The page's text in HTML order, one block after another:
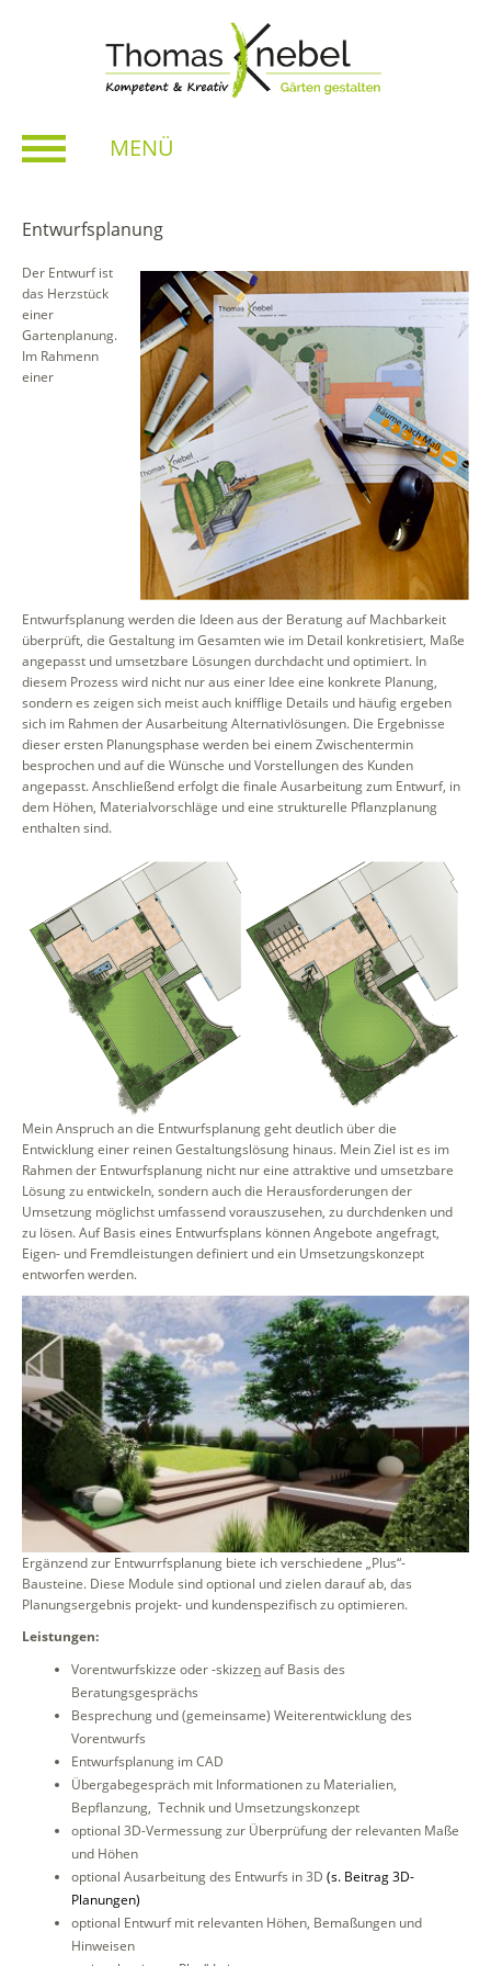
MENÜ
Entwurfsplanung
Der Entwurf ist
das Herzstück
einer
Gartenplanung.
Im Rahmenn
einer
Entwurfsplanung werden die Ideen aus der Beratung auf Machbarkeit
überprüft, die Gestaltung im Gesamten wie im Detail konkretisiert, Maße
angepasst und umsetzbare Lösungen durchdacht und optimiert. In
diesem Prozess wird nicht nur aus einer Idee eine konkrete Planung,
sondern es zeigen sich meist auch knifflige Details und häufig ergeben
sich im Rahmen der Ausarbeitung Alternativlösungen. Die Ergebnisse
dieser ersten Planungsphase werden bei einem Zwischentermin
besprochen und auf die Wünsche und Vorstellungen des Kunden
angepasst. Anschließend erfolgt die finale Ausarbeitung zum Entwurf, in
dem Höhen, Materialvorschläge und eine strukturelle Pflanzplanung
enthalten sind.
Mein Anspruch an die Entwurfsplanung geht deutlich über die
Entwicklung einer reinen Gestaltungslösung hinaus. Mein Ziel ist es im
Rahmen der Entwurfsplanung nicht nur eine attraktive und umsetzbare
Lösung zu entwickeln, sondern auch die Herausforderungen der
Umsetzung möglichst umfassend vorauszusehen, zu durchdenken und
zu lösen. Auf Basis eines Entwurfsplans können Angebote angefragt,
Eigen- und Fremdleistungen definiert und ein Umsetzungskonzept
entworfen werden.
Ergänzend zur Entwurrfsplanung biete ich verschiedene „Plus“-
Bausteine. Diese Module sind optional und zielen darauf ab, das
Planungsergebnis projekt- und kundenspezifisch zu optimieren.
Leistungen:
Vorentwurfskizze oder -skizzenauf Basis des
Beratungsgesprächs
Besprechung und (gemeinsame) Weiterentwicklung des
Vorentwurfs
Entwurfsplanung im CAD
Übergabegespräch mit Informationen zu Materialien,
Bepflanzung, Technik und Umsetzungskonzept
optional 3D-Vermessung zur Überprüfung der relevanten Maße
und Höhen
optional Ausarbeitung des Entwurfs in 3D (s. Beitrag 3D-
Planungen)
optional Entwurf mit relevanten Höhen, Bemaßungen und
Hinweisen